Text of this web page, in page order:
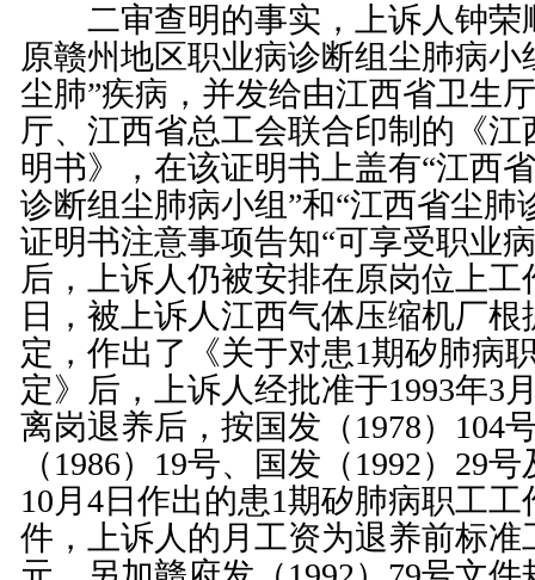
二审查明的事实，上诉人钟荣
原赣州地区职业病诊断组尘肺病小
尘肺”疾病，并发给由江西省卫生
厅、江西省总工会联合印制的《
明书》，在该证明书上盖有“江西
诊断组尘肺病小组”和“江西省尘肺
证明书注意事项告知“可享受职业
后，上诉人仍被安排在原岗位上工
日，被上诉人江西气体压缩机厂
定，作出了《关于对患1期矽肺病
定》后，上诉人经批准于1993年3
离岗退养后，按国发（1978）104
（1986）19号、国发（1992）29
10月4日作出的患1期矽肺病职工
件，上诉人的月工资为退养前标准